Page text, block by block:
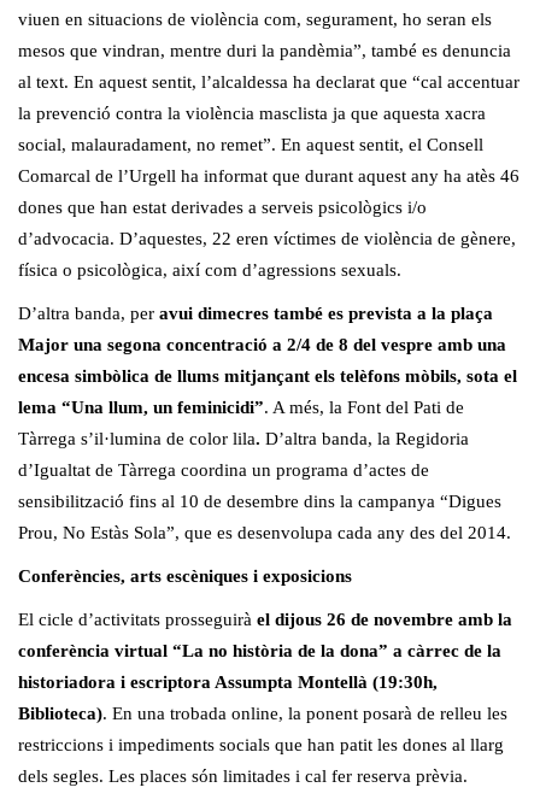
viuen en situacions de violència com, segurament, ho seran els
mesos que vindran, mentre duri la pandèmia”, també es denuncia
al text. En aquest sentit, l’alcaldessa ha declarat que “cal accentuar
la prevenció contra la violència masclista ja que aquesta xacra
social, malauradament, no remet”. En aquest sentit, el Consell
Comarcal de l’Urgell ha informat que durant aquest any ha atès 46
dones que han estat derivades a serveis psicològics i/o
d’advocacia. D’aquestes, 22 eren víctimes de violència de gènere,
física o psicològica, així com d’agressions sexuals.
D’altra banda, per avui dimecres també es prevista a la plaça
Major una segona concentració a 2/4 de 8 del vespre amb una
encesa simbòlica de llums mitjançant els telèfons mòbils, sota el
lema “Una llum, un feminicidi”. A més, la Font del Pati de
Tàrrega s’il·lumina de color lila. D’altra banda, la Regidoria
d’Igualtat de Tàrrega coordina un programa d’actes de
sensibilització fins al 10 de desembre dins la campanya “Digues
Prou, No Estàs Sola”, que es desenvolupa cada any des del 2014.
Conferències, arts escèniques i exposicions
El cicle d’activitats prosseguirà el dijous 26 de novembre amb la
conferència virtual “La no història de la dona” a càrrec de la
historiadora i escriptora Assumpta Montellà (19:30h,
Biblioteca). En una trobada online, la ponent posarà de relleu les
restriccions i impediments socials que han patit les dones al llarg
dels segles. Les places són limitades i cal fer reserva prèvia.